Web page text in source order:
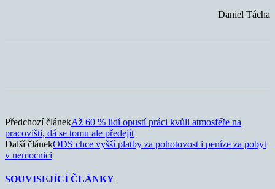
Daniel Tácha
Předchozí článekAž 60 % lidí opustí práci kvůli atmosféře na
pracovišti, dá se tomu ale předejít
Další článekODS chce vyšší platby za pohotovost i peníze za pobyt
v nemocnici
SOUVISEJÍCÍ ČLÁNKY